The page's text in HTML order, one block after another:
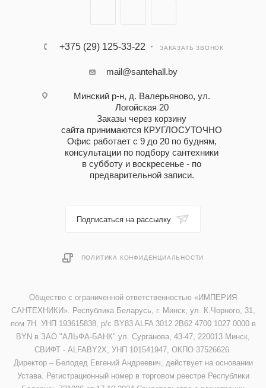
+375 (29) 125-33-22 ЗАКАЗАТЬ ЗВОНОК
mail@santehall.by
Минский р-н, д. Валерьяново, ул.
Логойская 20
Заказы через корзину
сайта принимаются КРУГЛОСУТОЧНО
Офис работает с 9 до 20 по будням,
консультации по подбору сантехники
в субботу и воскресенье - по
предварительной записи.
Подписаться на рассылку
ПОЛИТИКА КОНФИДЕНЦИАЛЬНОСТИ
Общество с ограниченной ответственностью «ИМПЕРИЯ
САНТЕХНИКИ». Республика Беларусь, г. Минск, ул. К.Чорного, 31,
пом.7Н. УНП 193615838, р/с BY83 ALFA 3012 2B62 4700 1027 0000 в
BYN в ЗАО "АЛЬФА-БАНК" ул. Сурганова, 43-47, 220013 Минск,
СВИФТ - ALFABY2X, УНП 101541947, ОКПО 37526626.
Директор – Белодед Евгений Андреевич, действует на основании
Устава. Регистрационный номер в торговом реестре Республики